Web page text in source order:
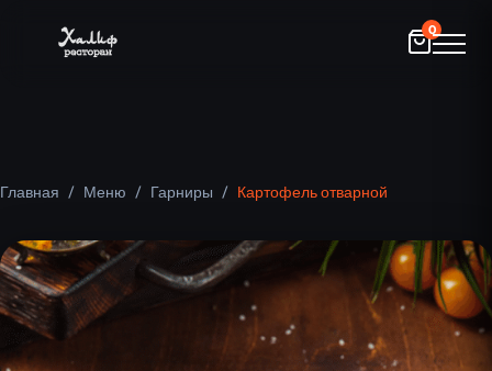
0
Главная / Меню / Гарниры / Картофель отварной